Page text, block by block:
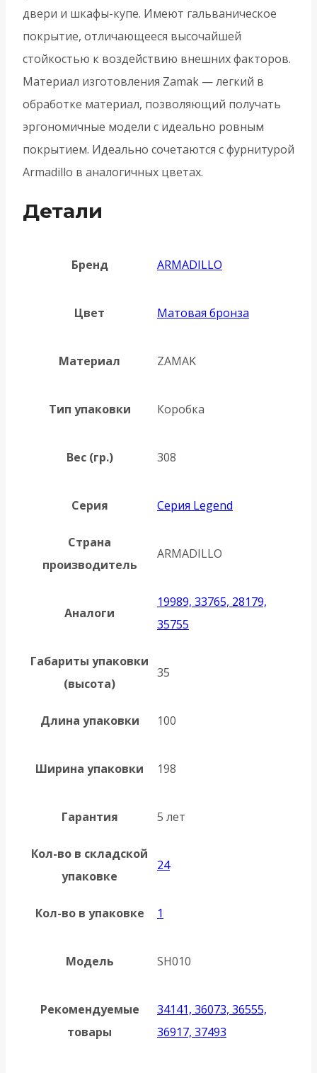
Матовая
бронза
двери и шкафы-купе. Имеют гальваническое
покрытие, отличающееся высочайшей
стойкостью к воздействию внешних факторов.
Материал изготовления Zamak — легкий в
обработке материал, позволяющий получать
эргономичные модели с идеально ровным
покрытием. Идеально сочетаются с фурнитурой
Armadillo в аналогичных цветах.
Детали
Бренд ARMADILLO
Цвет Матовая бронза
Материал ZAMAK
Тип упаковки Коробка
Вес (гр.) 308
Серия Серия Legend
Страна
производитель
ARMADILLO
Аналоги
19989, 33765, 28179,
35755
Габариты упаковки
(высота)
35
Длина упаковки 100
Ширина упаковки 198
Гарантия 5 лет
Кол-во в складской
упаковке
24
Кол-во в упаковке 1
Модель SH010
Рекомендуемые
товары
34141, 36073, 36555,
36917, 37493